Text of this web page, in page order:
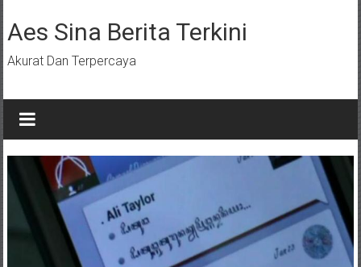
ke
konten
Aes Sina Berita Terkini
Akurat Dan Terpercaya